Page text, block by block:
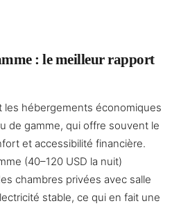
: le meilleur rapport
les hébergements économiques
de gamme, qui offre souvent le
et accessibilité financière.
(40–120 USD la nuit)
chambres privées avec salle
stable, ce qui en fait une